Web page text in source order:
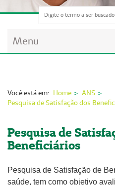
Menu
Serviços On-line
Imprensa
Institucional
Fale Conosco
Você está em: Home
ANS
Pesquisa de Satisfação dos
Pesquisa de
Beneficiários
Pesquisa de Satisfação de
saúde, tem como objetivo